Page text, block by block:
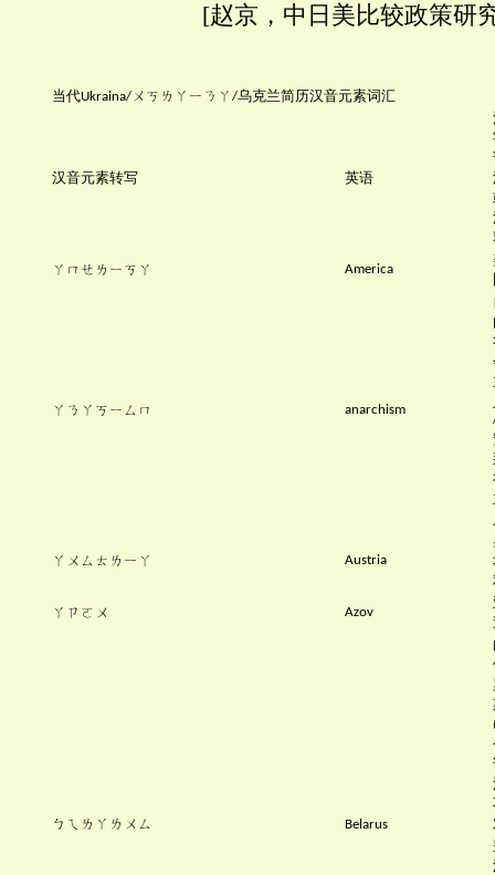
[赵京，中日美比较政策研
当代Ukraina/ㄨㄎㄌㄚㄧㄋㄚ /乌克兰简历汉音元素词汇
汉音元素转写 英语
ㄚㄇㄝㄌㄧㄎㄚ
America
ㄚㄋㄚㄎㄧㄙㄇ anarchism
ㄚㄨㄙㄊㄌㄧㄚ Austria
ㄚㄗㄛㄨ
Azov
ㄅㄟㄌㄚㄌㄨㄙ Belarus